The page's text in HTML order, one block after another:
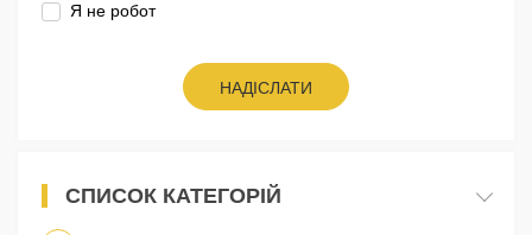
Я не робот
НАДІСЛАТИ
СПИСОК КАТЕГОРІЙ